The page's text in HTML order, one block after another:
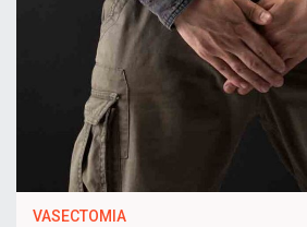
VASECTOMIA